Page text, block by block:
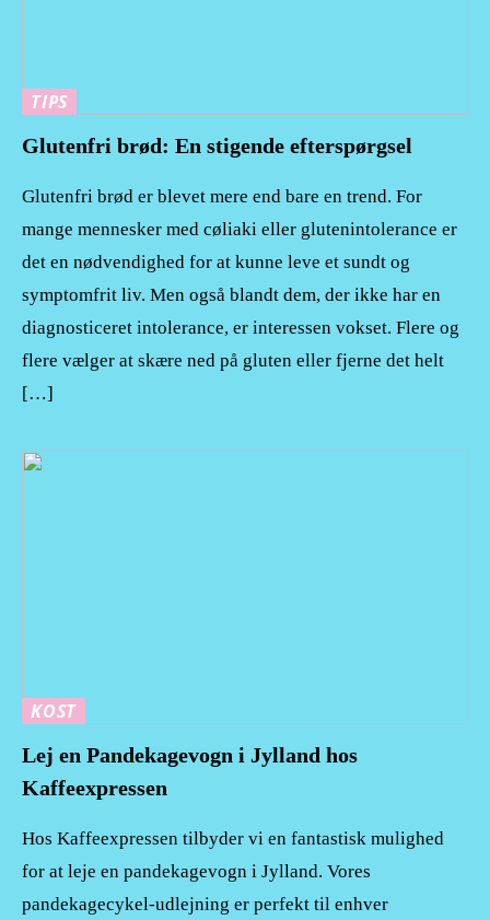
TIPS
Glutenfri brød: En stigende efterspørgsel
Glutenfri brød er blevet mere end bare en trend. For
mange mennesker med cøliaki eller glutenintolerance er
det en nødvendighed for at kunne leve et sundt og
symptomfrit liv. Men også blandt dem, der ikke har en
diagnosticeret intolerance, er interessen vokset. Flere og
flere vælger at skære ned på gluten eller fjerne det helt
[…]
KOST
Lej en Pandekagevogn i Jylland hos
Kaffeexpressen
Hos Kaffeexpressen tilbyder vi en fantastisk mulighed
for at leje en pandekagevogn i Jylland. Vores
pandekagecykel-udlejning er perfekt til enhver